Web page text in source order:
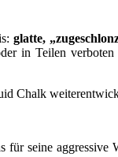
glatte,
in Teilen
Chalk
seine